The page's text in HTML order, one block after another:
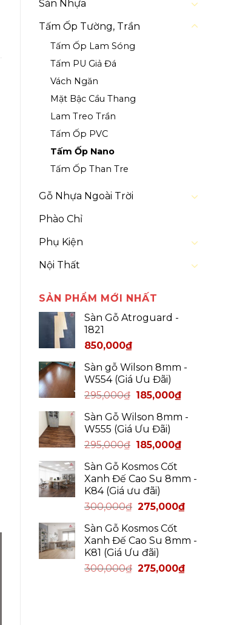
Sàn Nhựa
Tấm Ốp Tường, Trần
Tấm Ốp Lam Sóng
Tấm PU Giả Đá
Vách Ngăn
Mặt Bậc Cầu Thang
Lam Treo Trần
Tấm Ốp PVC
Tấm Ốp Nano
Tấm Ốp Than Tre
Gỗ Nhựa Ngoài Trời
Phào Chỉ
Phụ Kiện
Nội Thất
SẢN PHẨM MỚI NHẤT
Sàn Gỗ Atroguard -
1821
850,000₫
Sàn gỗ Wilson 8mm -
W554 (Giá Ưu Đãi)
295,000₫ 185,000₫
Sàn Gỗ Wilson 8mm -
W555 (Giá Ưu Đãi)
295,000₫ 185,000₫
Sàn Gỗ Kosmos Cốt
Xanh Đế Cao Su 8mm -
K84 (Giá ưu đãi)
300,000₫ 275,000₫
Sàn Gỗ Kosmos Cốt
Xanh Đế Cao Su 8mm -
K81 (Giá Ưu đãi)
300,000₫ 275,000₫